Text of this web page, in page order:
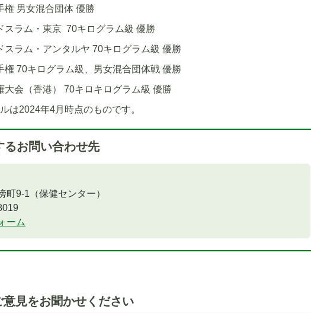
権 男女混合団体 優勝
スラム・東京 70キログラム級 優勝
スラム・アンタルヤ 70キログラム級 優勝
権 70キログラム級、男女混合団体戦 優勝
大会（香港） 70キロキログラム級 優勝
は2024年4月時点のものです。
るお問い合わせ先
町9-1（保健センター）
ーム
意見をお聞かせください